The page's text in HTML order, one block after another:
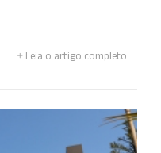
Leia o artigo completo